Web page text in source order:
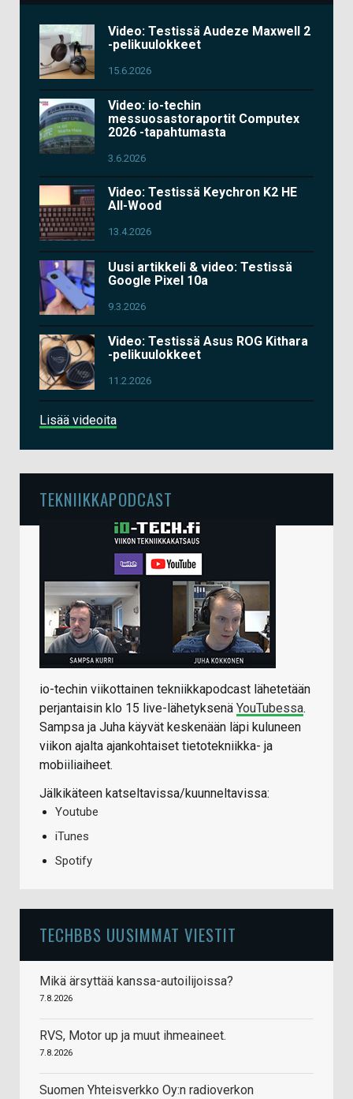
Video: Testissä Audeze Maxwell 2
-pelikuulokkeet
15.6.2026
Video: io-techin
messuosastoraportit Computex
2026 -tapahtumasta
3.6.2026
Video: Testissä Keychron K2 HE
All-Wood
13.4.2026
Uusi artikkeli & video: Testissä
Google Pixel 10a
9.3.2026
Video: Testissä Asus ROG Kithara
-pelikuulokkeet
11.2.2026
Lisää videoita
TEKNIIKKAPODCAST
io-techin viikottainen tekniikkapodcast lähetetään
perjantaisin klo 15 live-lähetyksenä YouTubessa.
Sampsa ja Juha käyvät keskenään läpi kuluneen
viikon ajalta ajankohtaiset tietotekniikka- ja
mobiiliaiheet.
Jälkikäteen katseltavissa/kuunneltavissa:
Youtube
iTunes
Spotify
TECHBBS UUSIMMAT VIESTIT
Mikä ärsyttää kanssa-autoilijoissa?
7.8.2026
RVS, Motor up ja muut ihmeaineet.
7.8.2026
Suomen Yhteisverkko Oy:n radioverkon